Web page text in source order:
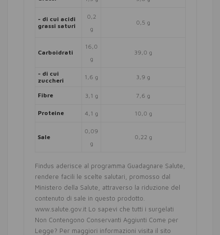
- di cui acidi
grassi saturi
0,2
g
0,5 g
Carboidrati
16,0
g
39,0 g
- di cui
zuccheri
1,6 g 3,9 g
Fibre 3,1 g 7,6 g
Proteine 4,1 g 10,0 g
Sale
0,09
g
0,22 g
Findus aderisce al programma Guadagnare Salute,
rendere facili le scelte salutari, promosso dal
Ministero della Salute, attraverso la riduzione del
contenuto di sale in questo prodotto.
www.salute.gov.it Lo sapevi che tutti i surgelati
Non Contengono Conservanti Aggiunti Come per
Legge? Per maggiori informazioni visita il sito